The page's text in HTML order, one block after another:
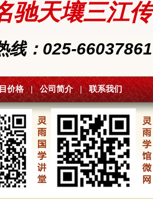
驰天壤三江传
线：025-66037861
价格 公司简介 联系我们